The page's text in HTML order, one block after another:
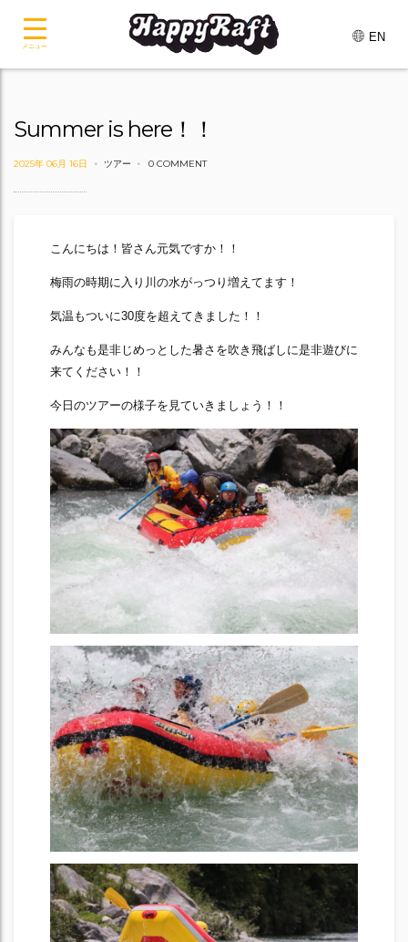
EN
Summer is here！！
2025年 06月 16日 ツアー 0 COMMENT
こんにちは！皆さん元気ですか！！
梅雨の時期に入り川の水がっつり増えてます！
気温もついに30度を超えてきました！！
みんなも是非じめっとした暑さを吹き飛ばしに是非遊びに
来てください！！
今日のツアーの様子を見ていきましょう！！
メニュー